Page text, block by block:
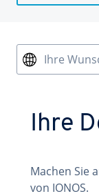
Ihre
Ihre
Machen Sie
von IONOS.